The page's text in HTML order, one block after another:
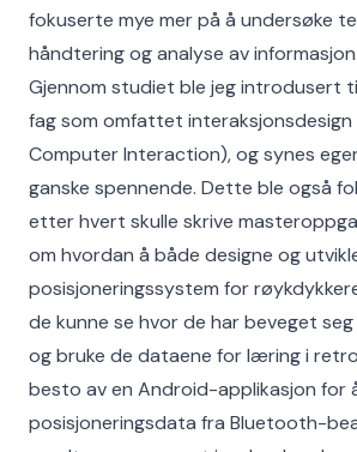
fokuserte mye mer på å undersøke
håndtering og analyse av informasjon.
Gjennom studiet ble jeg introdusert
fag som omfattet interaksjonsdesign
Computer Interaction), og synes
ganske spennende. Dette ble også
etter hvert skulle skrive
om hvordan å både designe og
posisjoneringssystem for
de kunne se hvor de har beveget
og bruke de dataene for læring i
besto av en Android-applikasjon for
posisjoneringsdata fra Bluetooth-